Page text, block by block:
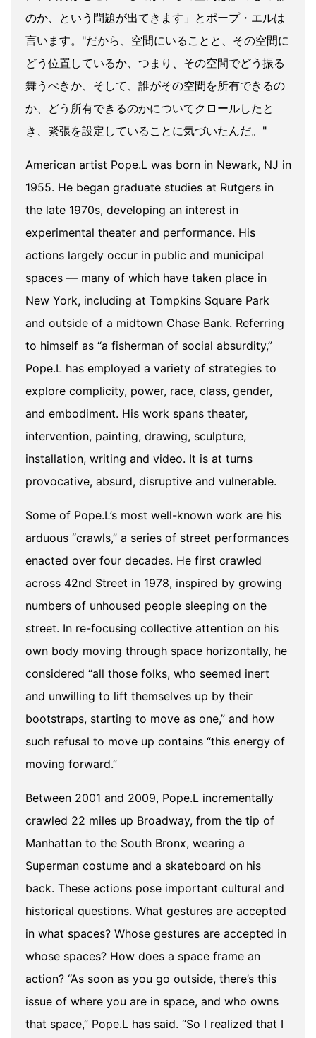
のか、という問題が出てきます」とポープ・エルは
言います。"だから、空間にいることと、その空間に
どう位置しているか、つまり、その空間でどう振る
舞うべきか、そして、誰がその空間を所有できるの
か、どう所有できるのかについてクロールしたと
き、緊張を設定していることに気づいたんだ。"
American artist Pope.L was born in Newark, NJ in
1955. He began graduate studies at Rutgers in
the late 1970s, developing an interest in
experimental theater and performance. His
actions largely occur in public and municipal
spaces — many of which have taken place in
New York, including at Tompkins Square Park
and outside of a midtown Chase Bank. Referring
to himself as “a fisherman of social absurdity,”
Pope.L has employed a variety of strategies to
explore complicity, power, race, class, gender,
and embodiment. His work spans theater,
intervention, painting, drawing, sculpture,
installation, writing and video. It is at turns
provocative, absurd, disruptive and vulnerable.
Some of Pope.L’s most well-known work are his
arduous “crawls,” a series of street performances
enacted over four decades. He first crawled
across 42nd Street in 1978, inspired by growing
numbers of unhoused people sleeping on the
street. In re-focusing collective attention on his
own body moving through space horizontally, he
considered “all those folks, who seemed inert
and unwilling to lift themselves up by their
bootstraps, starting to move as one,” and how
such refusal to move up contains “this energy of
moving forward.”
Between 2001 and 2009, Pope.L incrementally
crawled 22 miles up Broadway, from the tip of
Manhattan to the South Bronx, wearing a
Superman costume and a skateboard on his
back. These actions pose important cultural and
historical questions. What gestures are accepted
in what spaces? Whose gestures are accepted in
whose spaces? How does a space frame an
action? “As soon as you go outside, there’s this
issue of where you are in space, and who owns
that space,” Pope.L has said. “So I realized that I